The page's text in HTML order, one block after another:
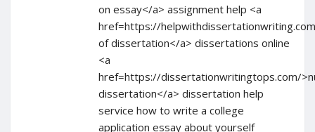
on essay</a> assignment help <a
href=https://
of dissertation</a> dissertations online
<a
href=https://dissertationwritingtops.com/
dissertation</a> dissertation help
service how to write a college
application essay about yourself